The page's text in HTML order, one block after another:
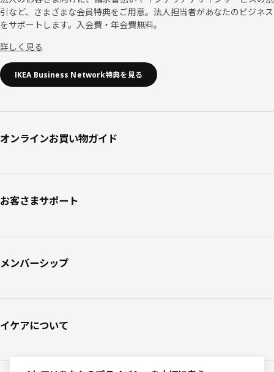
引など、さまざまな会員特典をご用意。法人担当者があなたのビジネス
をサポートします。入会費・年会費無料。
詳しく見る
IKEA Business Network特典を見る
オンラインお買い物ガイド
お客さまサポート
メンバーシップ
イケアについて